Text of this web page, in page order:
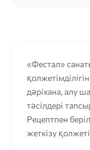
«Фестал»
дәріхана, алу
тәсілдері
Рецептпен
жеткізу